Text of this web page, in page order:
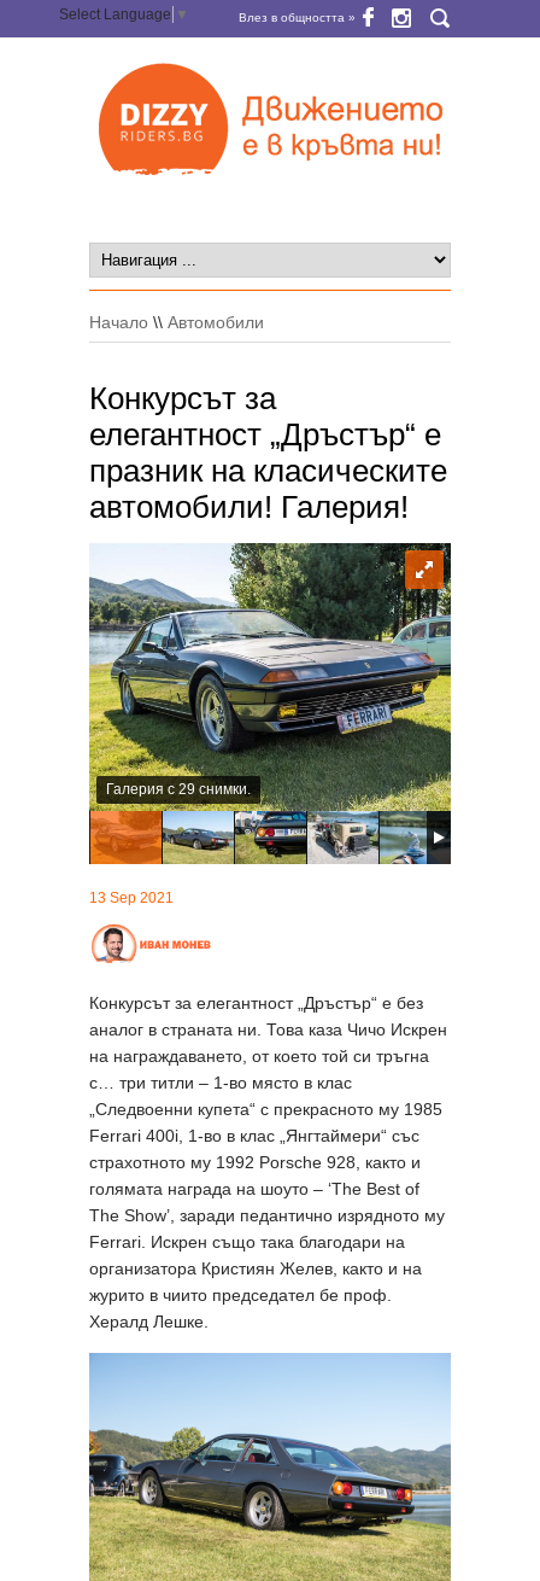
Select Language ▼ Влез в общността »
Начало \\ Автомобили
Конкурсът за
елегантност „Дръстър“ е
празник на класическите
автомобили! Галерия!
Галерия с 29 снимки.
13 Sep 2021
Конкурсът за елегантност „Дръстър“ е без
аналог в страната ни. Това каза Чичо Искрен
на награждаването, от което той си тръгна
с… три титли – 1-во място в клас
„Следвоенни купета“ с прекрасното му 1985
Ferrari 400i, 1-во в клас „Янгтаймери“ със
страхотното му 1992 Porsche 928, както и
голямата награда на шоуто – ‘The Best of
The Show’, заради педантично изрядното му
Ferrari. Искрен също така благодари на
организатора Кристиян Желев, както и на
журито в чиито председател бе проф.
Хералд Лешке.